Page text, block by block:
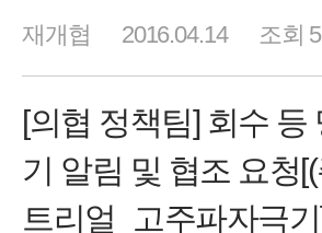
재개협 2016.04.14 조회
[의협 정책팀] 회수 등
기 알림 및 협조 요청
트리얼_고주파자극